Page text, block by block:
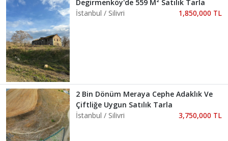
Degirmenköy'de 559 M² Satılık Tarla
İstanbul / Silivri
1,850,000 TL
2 Bin Dönüm Meraya Cephe Adaklık Ve
Çiftliğe Uygun Satılık Tarla
İstanbul / Silivri
3,750,000 TL